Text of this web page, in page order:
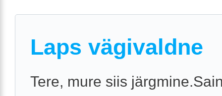
Laps vägivaldne
Tere, mure siis